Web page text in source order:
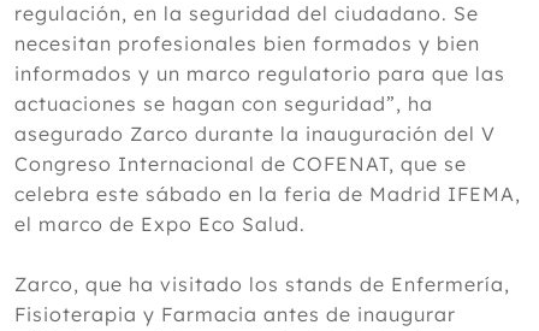
regulación, en la seguridad del ciudadano. Se
necesitan profesionales bien formados y bien
informados y un marco regulatorio para que las
actuaciones se hagan con seguridad”, ha
asegurado Zarco durante la inauguración del V
Congreso Internacional de COFENAT, que se
celebra este sábado en la feria de Madrid IFEMA,
el marco de Expo Eco Salud.
Zarco, que ha visitado los stands de Enfermería,
Fisioterapia y Farmacia antes de inaugurar